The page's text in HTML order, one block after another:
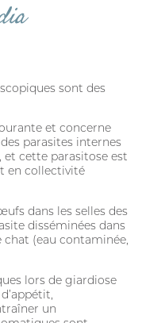
sont des
et concerne
parasites internes
et cette parasitose est
en collectivité
dans les selles des
disséminées dans
chat (eau contaminée,
lors de giardiose
un